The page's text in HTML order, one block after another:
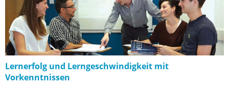
Lernerfolg und Lerngeschwindigkeit mit
Vorkenntnissen